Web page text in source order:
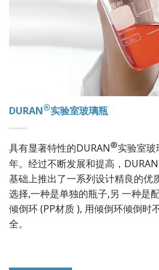
DURAN®实验室玻璃瓶
具有显著特性的DURAN®实验室
年。经过不断发展和提高，
基础上推出了一系列设计精良的优
选择,一种是单独的瓶子,另 一种是
倾倒环 (PP材质 ), 用倾倒环倾倒时
全。